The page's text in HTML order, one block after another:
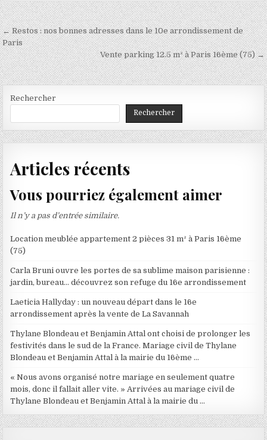
Navigation
de
l’article
← Restos : nos bonnes adresses dans le 10e arrondissement de
Paris
Vente parking 12.5 m² à Paris 16ème (75) →
Rechercher
Rechercher
Articles récents
Vous pourriez également aimer
Il n’y a pas d’entrée similaire.
Location meublée appartement 2 pièces 31 m² à Paris 16ème
(75)
Carla Bruni ouvre les portes de sa sublime maison parisienne :
jardin, bureau… découvrez son refuge du 16e arrondissement
Laeticia Hallyday : un nouveau départ dans le 16e
arrondissement après la vente de La Savannah
Thylane Blondeau et Benjamin Attal ont choisi de prolonger les
festivités dans le sud de la France. Mariage civil de Thylane
Blondeau et Benjamin Attal à la mairie du 16ème …
« Nous avons organisé notre mariage en seulement quatre
mois, donc il fallait aller vite. » Arrivées au mariage civil de
Thylane Blondeau et Benjamin Attal à la mairie du …